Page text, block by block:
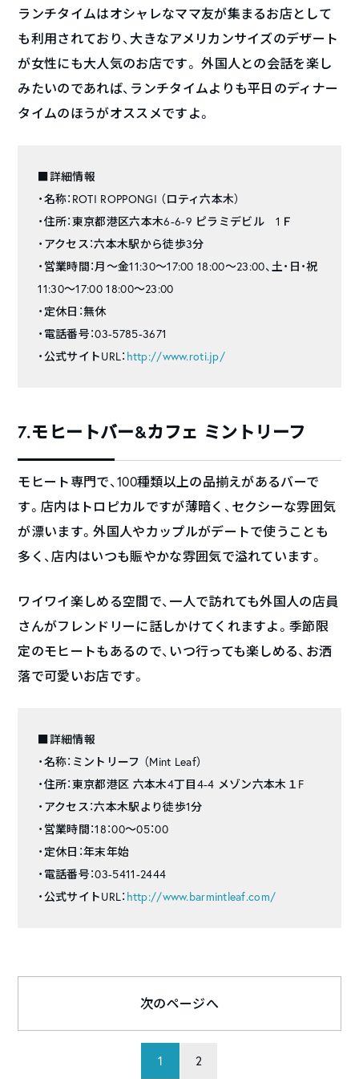
ランチタイムはオシャレなママ友が集まるお店として
も利用されており、大きなアメリカンサイズのデザート
が女性にも大人気のお店です。 外国人との会話を楽し
みたいのであれば、ランチタイムよりも平日のディナー
タイムのほうがオススメですよ。
■詳細情報
・名称：ROTI ROPPONGI （ロティ六本木）
・住所：東京都港区六本木6-6-9 ピラミデビル 1Ｆ
・アクセス：六本木駅から徒歩3分
・営業時間：月～金11:30～17:00 18:00～23:00、土・日・祝
11:30～17:00 18:00～23:00
・定休日：無休
・電話番号：03-5785-3671
・公式サイトURL： http://www.roti.jp/
7.モヒートバー&カフェ ミントリーフ
モヒート専門で、100種類以上の品揃えがあるバーで
す。店内はトロピカルですが薄暗く、セクシーな雰囲気
が漂います。外国人やカップルがデートで使うことも
多く、店内はいつも賑やかな雰囲気で溢れています。
ワイワイ楽しめる空間で、一人で訪れても外国人の店員
さんがフレンドリーに話しかけてくれますよ。季節限
定のモヒートもあるので、いつ行っても楽しめる、お洒
落で可愛いお店です。
■詳細情報
・名称：ミントリーフ （Mint Leaf）
・住所：東京都港区 六本木4丁目4-4 メゾン六本木１F
・アクセス：六本木駅より徒歩1分
・営業時間：18：00～05：00
・定休日：年末年始
・電話番号：03-5411-2444
・公式サイトURL： http://www.barmintleaf.com/
1 2
次のページへ